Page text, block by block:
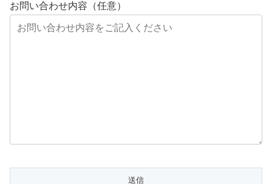
お問い合わせ内容（任意）